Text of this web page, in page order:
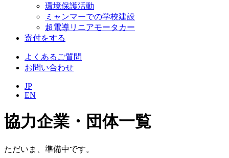
環境保護活動
ミャンマーでの学校建設
超電導リニアモータカー
寄付をする
よくあるご質問
お問い合わせ
JP
EN
協力企業・団体一覧
ただいま、準備中です。